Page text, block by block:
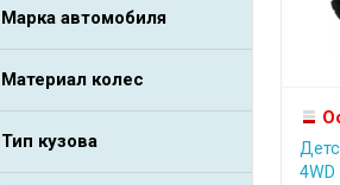
Марка автомобиля
Материал колес
Тип кузова